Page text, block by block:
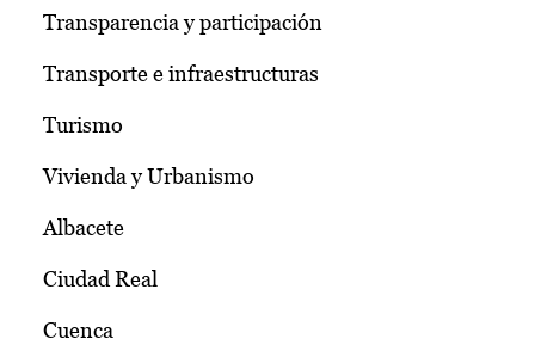
Transparencia y participación
Transporte e infraestructuras
Turismo
Vivienda y Urbanismo
Albacete
Ciudad Real
Cuenca